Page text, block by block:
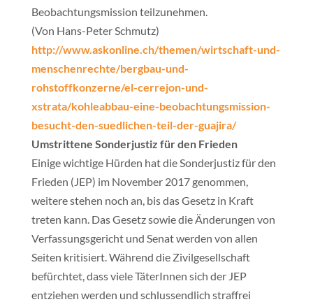
Beobachtungsmission teilzunehmen.
(Von Hans-Peter Schmutz)
http://www.askonline.ch/themen/wirtschaft-und-
menschenrechte/bergbau-und-
rohstoffkonzerne/el-cerrejon-und-
xstrata/kohleabbau-eine-beobachtungsmission-
besucht-den-suedlichen-teil-der-guajira/
Umstrittene Sonderjustiz für den Frieden
Einige wichtige Hürden hat die Sonderjustiz für den
Frieden (JEP) im November 2017 genommen,
weitere stehen noch an, bis das Gesetz in Kraft
treten kann. Das Gesetz sowie die Änderungen von
Verfassungsgericht und Senat werden von allen
Seiten kritisiert. Während die Zivilgesellschaft
befürchtet, dass viele TäterInnen sich der JEP
entziehen werden und schlussendlich straffrei